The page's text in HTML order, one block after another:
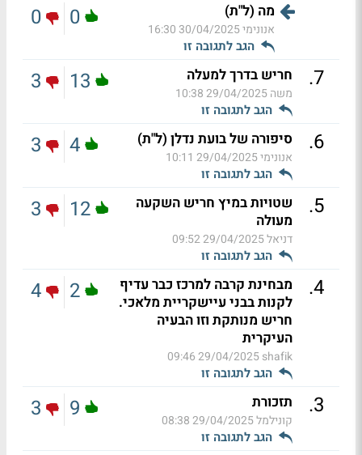
מה (ל"ת)
אנונימי30/04/2025 16:30
הגב לתגובה זו
0
0
7
. חריש בדרך למעלה
משה29/04/2025 10:38
הגב לתגובה זו
13
3
6
. סיפורה של בועת נדלן (ל"ת)
אנונימי29/04/2025 10:11
הגב לתגובה זו
4
3
5
.
שטויות במיץ חריש השקעה
מעולה
דניאל29/04/2025 09:52
הגב לתגובה זו
12
3
4
.
מבחינת קרבה למרכז כבר עדיף
לקנות בבני עיישקריית מלאכי.
חריש מנותקת וזו הבעיה
העיקרית
shafik
29/04/2025 09:46
הגב לתגובה זו
2
4
3
. תזכורת
קונילמל29/04/2025 08:38
הגב לתגובה זו
9
3